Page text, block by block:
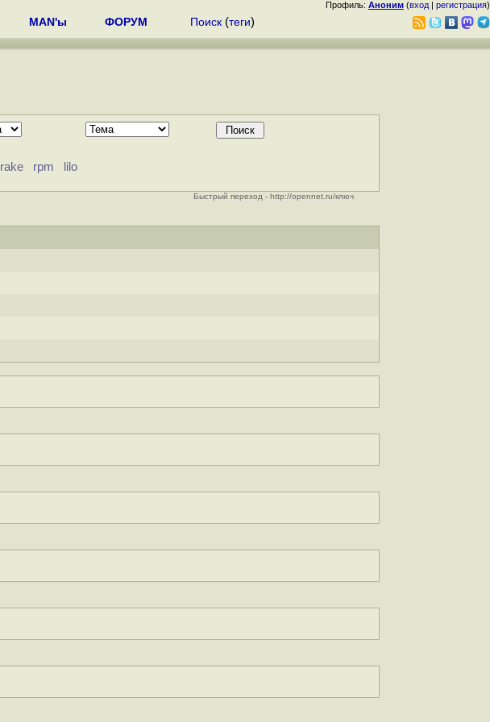
Профиль: Аноним (вход | регистрация)
MAN'ы ФОРУМ Поиск (теги)
rpm
lilo
Быстрый переход - http://opennet.ru/ключ